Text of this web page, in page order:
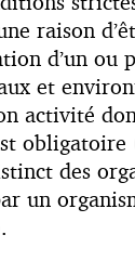
raison
d’un ou
et
activité
des
un